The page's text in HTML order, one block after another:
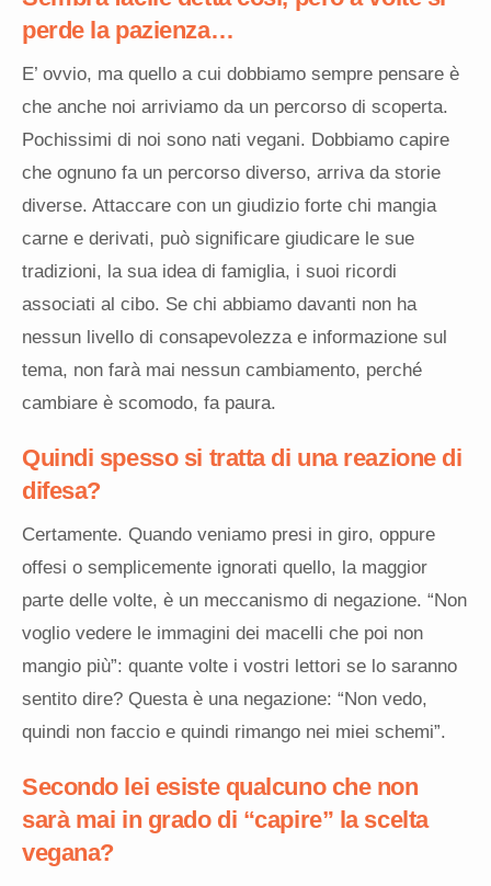
perde la pazienza…
E’ ovvio, ma quello a cui dobbiamo sempre pensare è
che anche noi arriviamo da un percorso di scoperta.
Pochissimi di noi sono nati vegani. Dobbiamo capire
che ognuno fa un percorso diverso, arriva da storie
diverse. Attaccare con un giudizio forte chi mangia
carne e derivati, può significare giudicare le sue
tradizioni, la sua idea di famiglia, i suoi ricordi
associati al cibo. Se chi abbiamo davanti non ha
nessun livello di consapevolezza e informazione sul
tema, non farà mai nessun cambiamento, perché
cambiare è scomodo, fa paura.
Quindi spessosi tratta di una reazione di
difesa?
Certamente. Quando veniamo presi in giro, oppure
offesi o semplicemente ignorati quello, la maggior
parte delle volte, è un meccanismo di negazione. “Non
voglio vedere le immagini dei macelli che poi non
mangio più”: quante volte i vostri lettori se lo saranno
sentito dire? Questa è una negazione: “Non vedo,
quindi non faccio e quindi rimango nei miei schemi”.
Secondo lei esiste qualcuno che non
sarà mai in grado di “capire” la scelta
vegana?